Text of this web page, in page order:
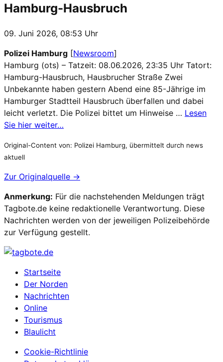
Hamburg-Hausbruch
09. Juni 2026, 08:53 Uhr
Polizei Hamburg [Newsroom]
Hamburg (ots) – Tatzeit: 08.06.2026, 23:35 Uhr Tatort:
Hamburg-Hausbruch, Hausbrucher Straße Zwei
Unbekannte haben gestern Abend eine 85-Jährige im
Hamburger Stadtteil Hausbruch überfallen und dabei
leicht verletzt. Die Polizei bittet um Hinweise … Lesen
Sie hier weiter…
Original-Content von: Polizei Hamburg, übermittelt durch news
aktuell
Zur Originalquelle →
Anmerkung: Für die nachstehenden Meldungen trägt
Tagbote.de keine redaktionelle Verantwortung. Diese
Nachrichten werden von der jeweiligen Polizeibehörde
zur Verfügung gestellt.
Startseite
Der Norden
Nachrichten
Online
Tourismus
Blaulicht
Cookie-Richtlinie